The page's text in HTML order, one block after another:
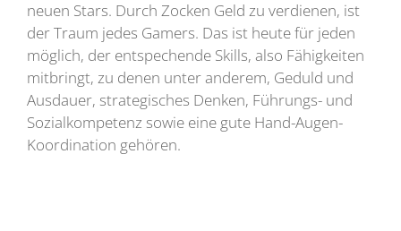
neuen Stars. Durch Zocken Geld zu verdienen, ist
der Traum jedes Gamers. Das ist heute für jeden
möglich, der entspechende Skills, also Fähigkeiten
mitbringt, zu denen unter anderem, Geduld und
Ausdauer, strategisches Denken, Führungs- und
Sozialkompetenz sowie eine gute Hand-Augen-
Koordination gehören.